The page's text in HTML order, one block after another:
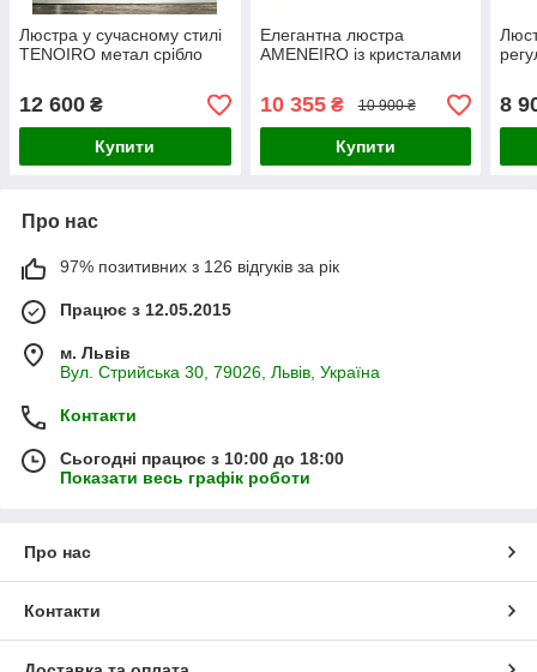
Люстра у сучасному стилі
TENOIRO метал срібло
12 600 ₴
Купити
Елегантна люстра
AMENEIRO із кристалами
10 355₴ 10 900 ₴
Купити
8
Про нас
97% позитивних з 126 відгуків за рік
Працює з 12.05.2015
м. Львів
Вул. Стрийська 30, 79026, Львів, Україна
Контакти
Сьогодні працює з 10:00 до 18:00
Показати весь графік роботи
Про нас
Контакти